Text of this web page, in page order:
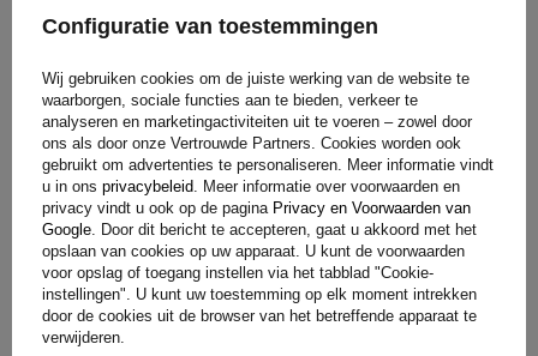
We verzenden al
winkelwagen
toevoegen
Configuratie van toestemmingen
Wij gebruiken cookies om de juiste werking van de website te
waarborgen, sociale functies aan te bieden, verkeer te
analyseren en marketingactiviteiten uit te voeren – zowel door
ons als door onze Vertrouwde Partners. Cookies worden ook
gebruikt om advertenties te personaliseren. Meer informatie vindt
u in ons privacybeleid. Meer informatie over voorwaarden en
privacy vindt u ook op de pagina Privacy en Voorwaarden van
Google. Door dit bericht te accepteren, gaat u akkoord met het
opslaan van cookies op uw apparaat. U kunt de voorwaarden
voor opslag of toegang instellen via het tabblad "Cookie-
instellingen". U kunt uw toestemming op elk moment intrekken
door de cookies uit de browser van het betreffende apparaat te
verwijderen.